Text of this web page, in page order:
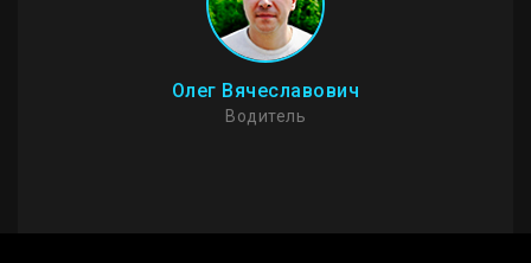
Олег Вячеславович
Водитель